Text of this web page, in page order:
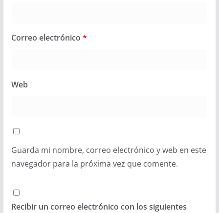
Correo electrónico *
Web
Guarda mi nombre, correo electrónico y web en este
navegador para la próxima vez que comente.
Recibir un correo electrónico con los siguientes